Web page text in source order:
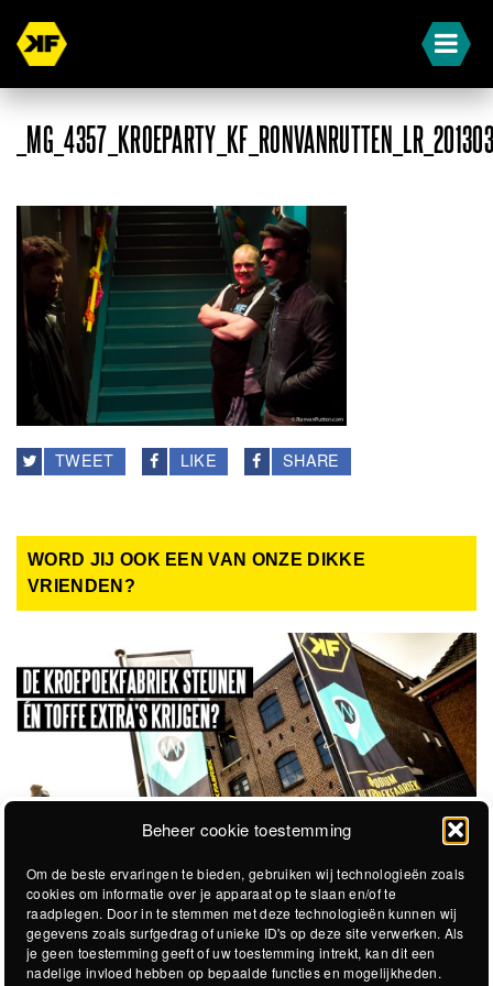
Beheer cookie toestemming
Om de beste ervaringen te bieden, gebruiken wij technologieën zoals
cookies om informatie over je apparaat op te slaan en/of te
raadplegen. Door in te stemmen met deze technologieën kunnen wij
gegevens zoals surfgedrag of unieke ID's op deze site verwerken. Als
je geen toestemming geeft of uw toestemming intrekt, kan dit een
nadelige invloed hebben op bepaalde functies en mogelijkheden.
TWEET LIKE SHARE
WORD JIJ OOK EEN VAN ONZE DIKKE
VRIENDEN?